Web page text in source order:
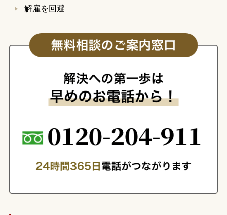
解雇を回避